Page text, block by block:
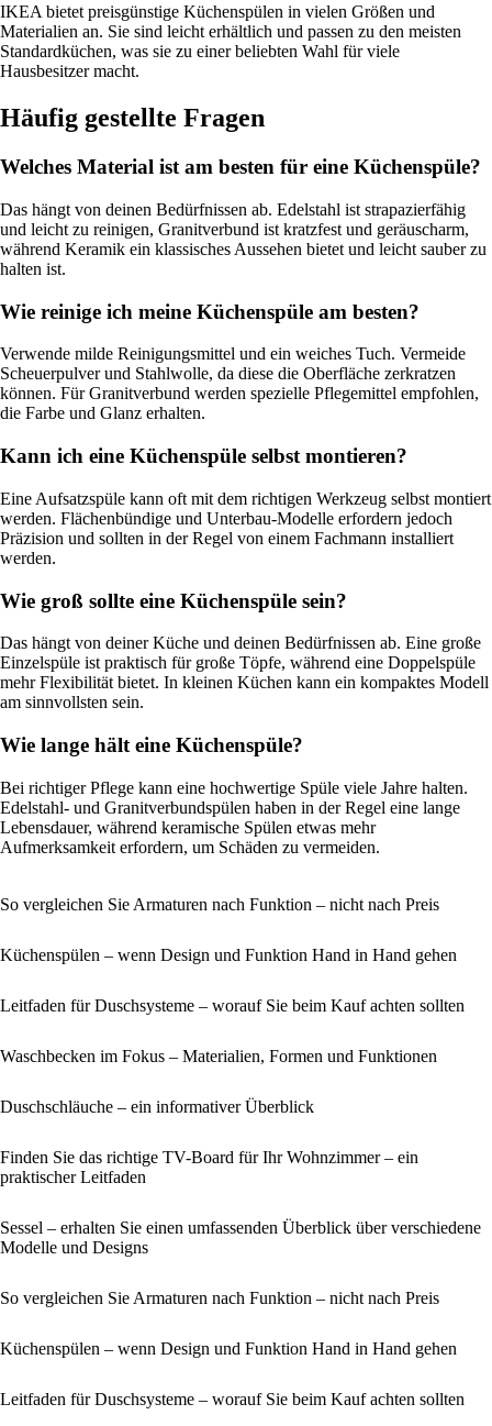
IKEA bietet preisgünstige Küchenspülen in vielen Größen und
Materialien an. Sie sind leicht erhältlich und passen zu den meisten
Standardküchen, was sie zu einer beliebten Wahl für viele
Hausbesitzer macht.
Häufig gestellte Fragen
Welches Material ist am besten für eine Küchenspüle?
Das hängt von deinen Bedürfnissen ab. Edelstahl ist strapazierfähig
und leicht zu reinigen, Granitverbund ist kratzfest und geräuscharm,
während Keramik ein klassisches Aussehen bietet und leicht sauber zu
halten ist.
Wie reinige ich meine Küchenspüle am besten?
Verwende milde Reinigungsmittel und ein weiches Tuch. Vermeide
Scheuerpulver und Stahlwolle, da diese die Oberfläche zerkratzen
können. Für Granitverbund werden spezielle Pflegemittel empfohlen,
die Farbe und Glanz erhalten.
Kann ich eine Küchenspüle selbst montieren?
Eine Aufsatzspüle kann oft mit dem richtigen Werkzeug selbst montiert
werden. Flächenbündige und Unterbau-Modelle erfordern jedoch
Präzision und sollten in der Regel von einem Fachmann installiert
werden.
Wie groß sollte eine Küchenspüle sein?
Das hängt von deiner Küche und deinen Bedürfnissen ab. Eine große
Einzelspüle ist praktisch für große Töpfe, während eine Doppelspüle
mehr Flexibilität bietet. In kleinen Küchen kann ein kompaktes Modell
am sinnvollsten sein.
Wie lange hält eine Küchenspüle?
Bei richtiger Pflege kann eine hochwertige Spüle viele Jahre halten.
Edelstahl- und Granitverbundspülen haben in der Regel eine lange
Lebensdauer, während keramische Spülen etwas mehr
Aufmerksamkeit erfordern, um Schäden zu vermeiden.
So vergleichen Sie Armaturen nach Funktion – nicht nach Preis
Küchenspülen – wenn Design und Funktion Hand in Hand gehen
Leitfaden für Duschsysteme – worauf Sie beim Kauf achten sollten
Waschbecken im Fokus – Materialien, Formen und Funktionen
Duschschläuche – ein informativer Überblick
Finden Sie das richtige TV-Board für Ihr Wohnzimmer – ein
praktischer Leitfaden
Sessel – erhalten Sie einen umfassenden Überblick über verschiedene
Modelle und Designs
So vergleichen Sie Armaturen nach Funktion – nicht nach Preis
Küchenspülen – wenn Design und Funktion Hand in Hand gehen
Leitfaden für Duschsysteme – worauf Sie beim Kauf achten sollten